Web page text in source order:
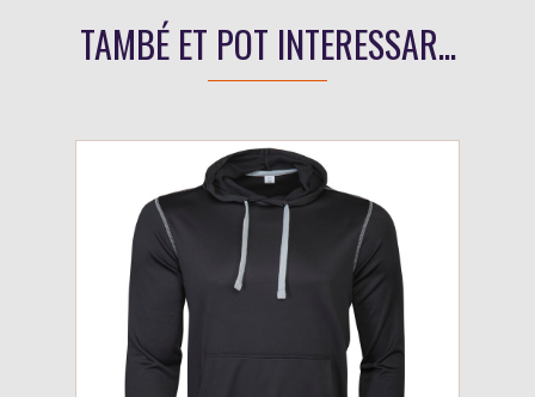
TAMBÉ ET POT INTERESSAR...